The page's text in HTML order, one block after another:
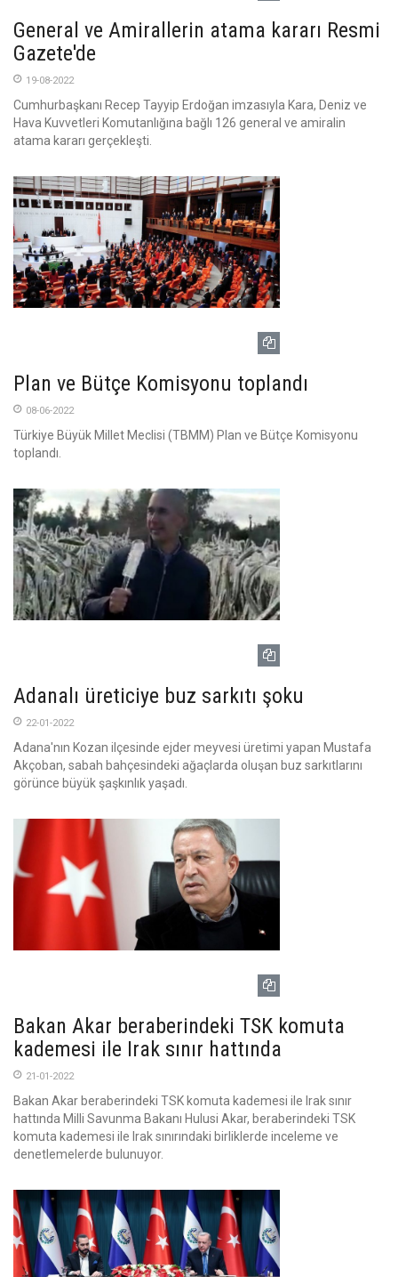
General ve Amirallerin atama kararı Resmi
Gazete'de
19-08-2022
Cumhurbaşkanı Recep Tayyip Erdoğan imzasıyla Kara, Deniz ve
Hava Kuvvetleri Komutanlığına bağlı 126 general ve amiralin
atama kararı gerçekleşti.
Plan ve Bütçe Komisyonu toplandı
08-06-2022
Türkiye Büyük Millet Meclisi (TBMM) Plan ve Bütçe Komisyonu
toplandı.
Adanalı üreticiye buz sarkıtı şoku
22-01-2022
Adana'nın Kozan ilçesinde ejder meyvesi üretimi yapan Mustafa
Akçoban, sabah bahçesindeki ağaçlarda oluşan buz sarkıtlarını
görünce büyük şaşkınlık yaşadı.
Bakan Akar beraberindeki TSK komuta
kademesi ile Irak sınır hattında
21-01-2022
Bakan Akar beraberindeki TSK komuta kademesi ile Irak sınır
hattında Milli Savunma Bakanı Hulusi Akar, beraberindeki TSK
komuta kademesi ile Irak sınırındaki birliklerde inceleme ve
denetlemelerde bulunuyor.